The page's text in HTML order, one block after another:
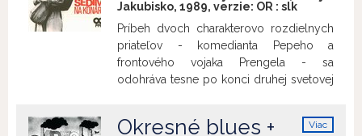
Jakubisko, 1989, verzie: OR : slk
Príbeh dvoch charakterovo rozdielnych
priateľov - komedianta Pepeho a
frontového vojaka Prengela - sa
odohráva tesne po konci druhej svetovej
Do ich osudu vstupuje židovské dievča
Viac
Okresné blues +